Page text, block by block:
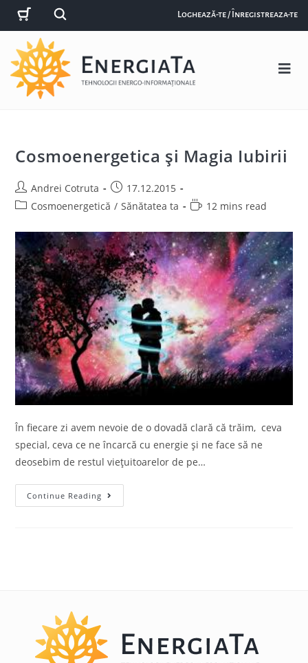
Loghează-te / Înregistreaza-te
Cosmoenergetica și Magia Iubirii
Andrei Cotruta
17.12.2015
Cosmoenergetică / Sănătatea ta 12 mins read
În fiecare zi avem nevoie de o dovadă clară că trăim, ceva
special, ceva ce ne încarcă cu energie și ne face să ne
deosebim de restul viețuitoarelor de pe…
Continue Reading